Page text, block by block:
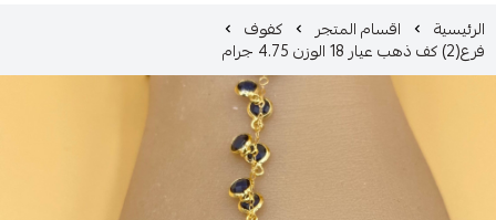
الرئيسية اقسام المتجر كفوف
فرع(2) كف ذهب عيار 18 الوزن 4.75 جرام